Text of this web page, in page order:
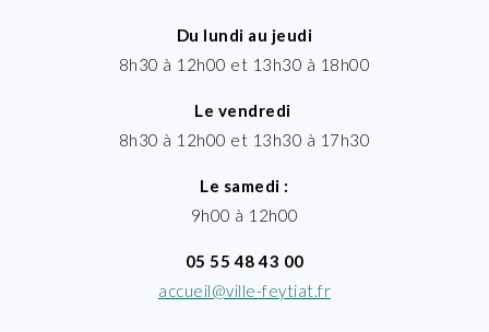
Du lundi au jeudi
8h30 à 12h00 et 13h30 à 18h00
Le vendredi
8h30 à 12h00 et 13h30 à 17h30
Le samedi :
9h00 à 12h00
05 55 48 43 00
accueil@ville-feytiat.fr